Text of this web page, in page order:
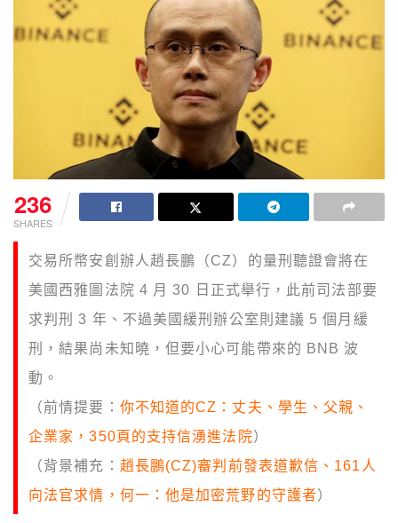
236
SHARES
交易所幣安創辦人趙長鵬（CZ）的量刑聽證會將在
美國西雅圖法院 4 月 30 日正式舉行，此前司法部要
求判刑 3 年、不過美國緩刑辦公室則建議 5 個月緩
刑，結果尚未知曉，但要小心可能帶來的 BNB 波
動。
（前情提要： 你不知道的CZ：丈夫、學生、父親、
企業家，350頁的支持信湧進法院）
（背景補充： 趙長鵬(CZ)審判前發表道歉信、161人
向法官求情，何一：他是加密荒野的守護者）